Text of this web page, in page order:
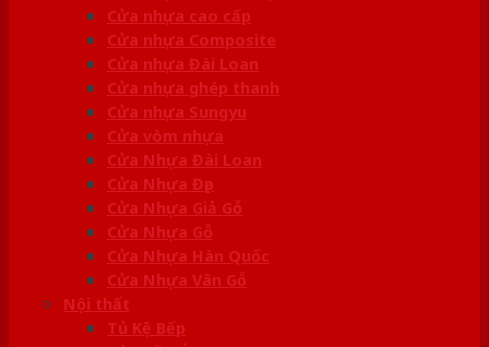
Cửa nhựa cao cấp
Cửa nhựa Composite
Cửa nhựa Đài Loan
Cửa nhựa ghép thanh
Cửa nhựa Sungyu
Cửa vòm nhựa
Cửa Nhựa Đài Loan
Cửa Nhựa Đẹp
Cửa Nhựa Giả Gỗ
Cửa Nhựa Gỗ
Cửa Nhựa Hàn Quốc
Cửa Nhựa Vân Gỗ
Nội thất
Tủ Kệ Bếp